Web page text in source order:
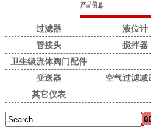
过滤器 液位计
管接头
搅拌器
卫生级流体阀门配件
变送器
空气过滤减
其它仪表